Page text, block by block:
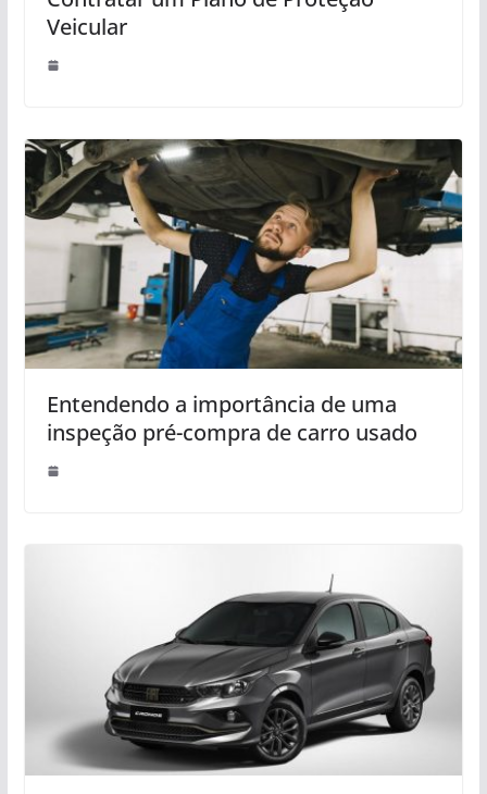
Veicular
Entendendo a importância de uma
inspeção pré-compra de carro usado